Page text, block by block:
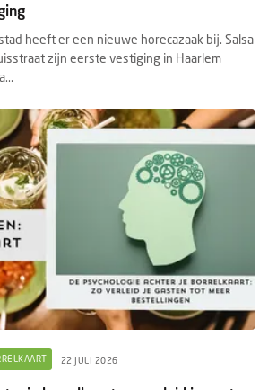
heeft er een nieuwe horecazaak bij. Salsa
zijn eerste vestiging in Haarlem
22 JULI 2026